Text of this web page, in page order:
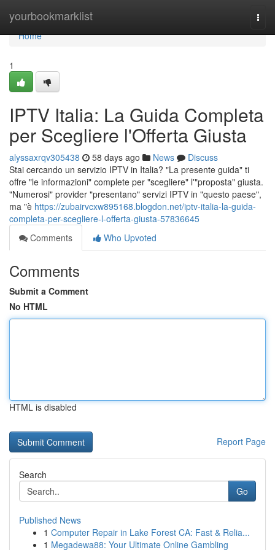
yourbookmarklist
Home
Home
1
IPTV Italia: La Guida Completa
per Scegliere l'Offerta Giusta
alyssaxrqv305438 58 days ago News
Discuss
Stai cercando un servizio IPTV in Italia? "La presente guida" ti
offre "le informazioni" complete per "scegliere" l'"proposta" giusta.
"Numerosi" provider "presentano" servizi IPTV in "questo paese",
ma "è https://zubairvcxw895168.blogdon.net/iptv-italia-la-guida-
completa-per-scegliere-l-offerta-giusta-57836645
Comments
Who Upvoted
Comments
Submit a Comment
No HTML
HTML is disabled
Report Page
Search
Go
Published News
1 Computer Repair in Lake Forest CA: Fast & Relia...
1 Megadewa88: Your Ultimate Online Gambling